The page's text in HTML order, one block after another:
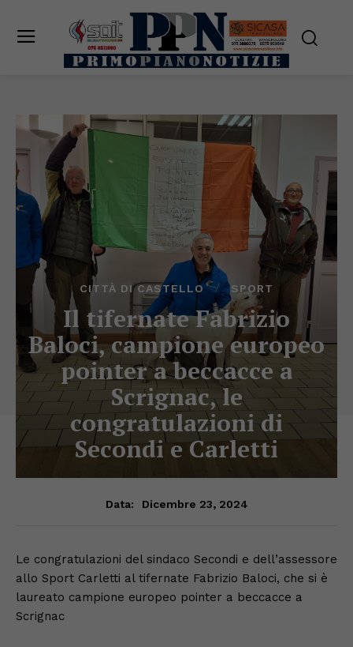
CITTÀ DI CASTELLO SPORT
Il tifernate Fabrizio
Baloci, campione europeo
pointer a beccacce a
Scrignac, le
congratulazioni di
Secondi e Carletti
Data: Dicembre 23, 2024
Le congratulazioni del sindaco Secondi e dell’assessore
allo Sport Carletti al tifernate Fabrizio Baloci, che si è
laureato campione europeo pointer a beccacce a
Scrignac